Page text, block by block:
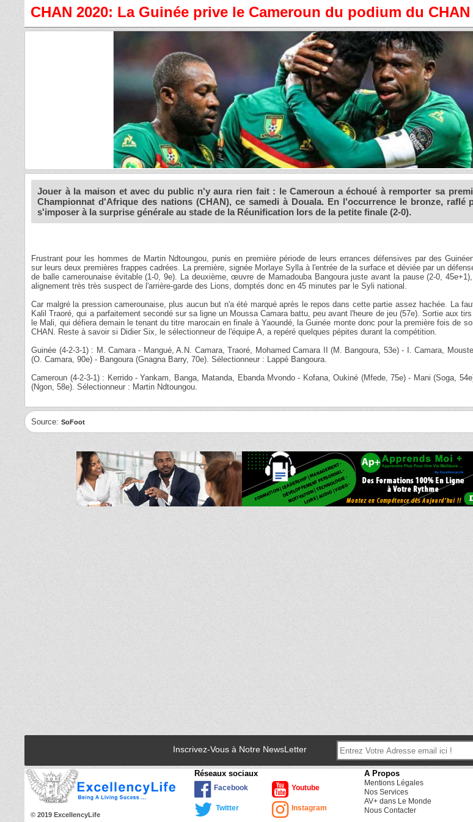
CHAN 2020: La Guinée prive le Cameroun du podium du CHAN
Jouer à la maison et avec du public n'y aura rien fait : le Cameroun a échoué à remporter sa
Championnat d'Afrique des nations (CHAN), ce samedi à Douala. En l'occurrence le bronze, raflé
s'imposer à la surprise générale au stade de la Réunification lors de la petite finale (2-0).
Frustrant pour les hommes de Martin Ndtoungou, punis en première période de leurs errances défensives par des
sur leurs deux premières frappes cadrées. La première, signée Morlaye Sylla à l'entrée de la surface et déviée par un
de balle camerounaise évitable (1-0, 9e). La deuxième, œuvre de Mamadouba Bangoura juste avant la pause (2-0,
alignement très très suspect de l'arrière-garde des Lions, domptés donc en 45 minutes par le Syli national.
Car malgré la pression camerounaise, plus aucun but n'a été marqué après le repos dans cette partie assez hachée. La
Kalil Traoré, qui a parfaitement secondé sur sa ligne un Moussa Camara battu, peu avant l'heure de jeu (57e). Sortie aux
le Mali, qui défiera demain le tenant du titre marocain en finale à Yaoundé, la Guinée monte donc pour la première fois de
CHAN. Reste à savoir si Didier Six, le sélectionneur de l'équipe A, a repéré quelques pépites durant la compétition.
Guinée (4-2-3-1) : M. Camara - Mangué, A.N. Camara, Traoré, Mohamed Camara II (M. Bangoura, 53e) - I. Camara,
(O. Camara, 90e) - Bangoura (Gnagna Barry, 70e). Sélectionneur : Lappé Bangoura.
Cameroun (4-2-3-1) : Kerrido - Yankam, Banga, Matanda, Ebanda Mvondo - Kofana, Oukiné (Mfede, 75e) - Mani (Soga,
(Ngon, 58e). Sélectionneur : Martin Ndtoungou.
Source:SoFoot
Inscrivez-Vous à Notre NewsLetter
© 2019 ExcellencyLife
Réseaux sociaux
Facebook Youtube
Twitter Instagram
A Propos
Mentions Légales
Nos Services
AV+ dans Le Monde
Nous Contacter